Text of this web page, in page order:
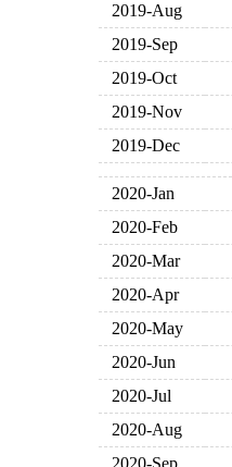
2019-Aug
2019-Sep
2019-Oct
2019-Nov
2019-Dec
2020-Jan
2020-Feb
2020-Mar
2020-Apr
2020-May
2020-Jun
2020-Jul
2020-Aug
2020-Sep